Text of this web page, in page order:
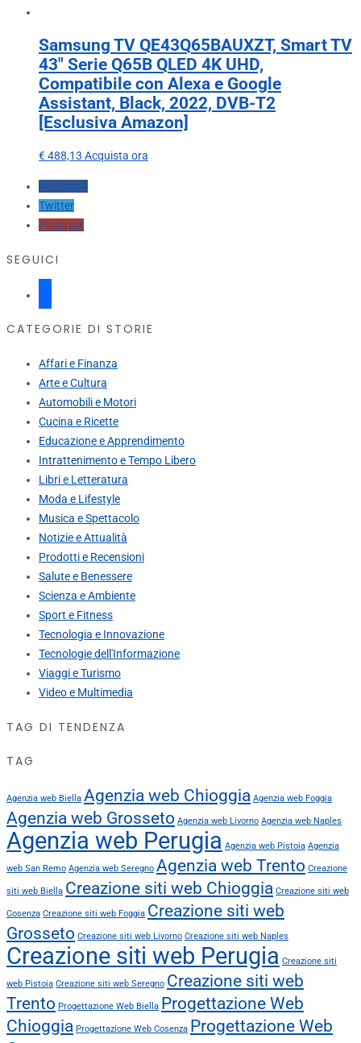
Samsung TV QE43Q65BAUXZT, Smart TV
43″ Serie Q65B QLED 4K UHD,
Compatibile con Alexa e Google
Assistant, Black, 2022, DVB-T2
[Esclusiva Amazon]
€488,13 Acquista ora
Facebook
Twitter
Pinterest
SEGUICI
CATEGORIE DI STORIE
Affari e Finanza
Arte e Cultura
Automobili e Motori
Cucina e Ricette
Educazione e Apprendimento
Intrattenimento e Tempo Libero
Libri e Letteratura
Moda e Lifestyle
Musica e Spettacolo
Notizie e Attualità
Prodotti e Recensioni
Salute e Benessere
Scienza e Ambiente
Sport e Fitness
Tecnologia e Innovazione
Tecnologie dell'Informazione
Viaggi e Turismo
Video e Multimedia
TAG DI TENDENZA
TAG
Agenzia web Biella Agenzia web Chioggia Agenzia web Foggia
Agenzia web Grosseto Agenzia web Livorno Agenzia web Naples
Agenzia web Perugia Agenzia web Pistoia Agenzia
web San Remo Agenzia web Seregno Agenzia web Trento Creazione
siti web Biella Creazione siti web Chioggia Creazione siti web
Cosenza Creazione siti web Foggia Creazione siti web
Grosseto Creazione siti web Livorno Creazione siti web Naples
Creazione siti web Perugia Creazione siti
web Pistoia Creazione siti web Seregno Creazione siti web
Trento Progettazione Web Biella Progettazione Web
Chioggia Progettazione Web Cosenza Progettazione Web